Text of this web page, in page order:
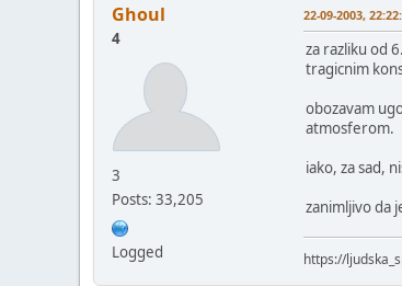
Ghoul
4
3
Posts: 33,205
Logged
22-09-2003,
za razliku od
tragicnim
obozavam
atmosferom.
iako, za sad,
zanimljivo da
https://